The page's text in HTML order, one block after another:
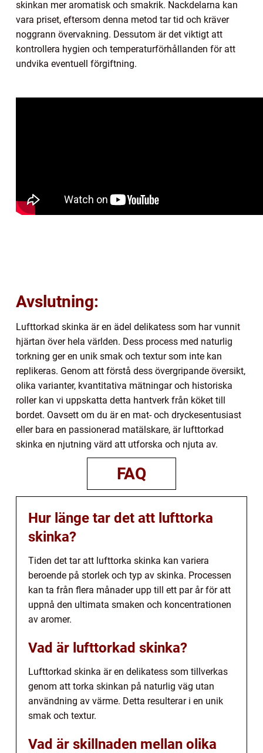
skinkan mer aromatisk och smakrik. Nackdelarna kan
vara priset, eftersom denna metod tar tid och kräver
noggrann övervakning. Dessutom är det viktigt att
kontrollera hygien och temperaturförhållanden för att
undvika eventuell förgiftning.
Avslutning:
Lufttorkad skinka är en ädel delikatess som har vunnit
hjärtan över hela världen. Dess process med naturlig
torkning ger en unik smak och textur som inte kan
replikeras. Genom att förstå dess övergripande översikt,
olika varianter, kvantitativa mätningar och historiska
roller kan vi uppskatta detta hantverk från köket till
bordet. Oavsett om du är en mat- och dryckesentusiast
eller bara en passionerad matälskare, är lufttorkad
skinka en njutning värd att utforska och njuta av.
FAQ
Hur länge tar det att lufttorka
skinka?
Tiden det tar att lufttorka skinka kan variera
beroende på storlek och typ av skinka. Processen
kan ta från flera månader upp till ett par år för att
uppnå den ultimata smaken och koncentrationen
av aromer.
Vad är lufttorkad skinka?
Lufttorkad skinka är en delikatess som tillverkas
genom att torka skinkan på naturlig väg utan
användning av värme. Detta resulterar i en unik
smak och textur.
Vad är skillnaden mellan olika